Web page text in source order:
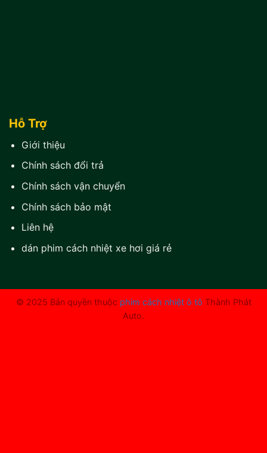
Hỗ Trợ
Giới thiệu
Chính sách đổi trả
Chính sách vận chuyển
Chính sách bảo mật
Liên hệ
dán phim cách nhiệt xe hơi giá rẻ
© 2025 Bản quyền thuộc phim cách nhiệt ô tô Thành Phát
Auto.